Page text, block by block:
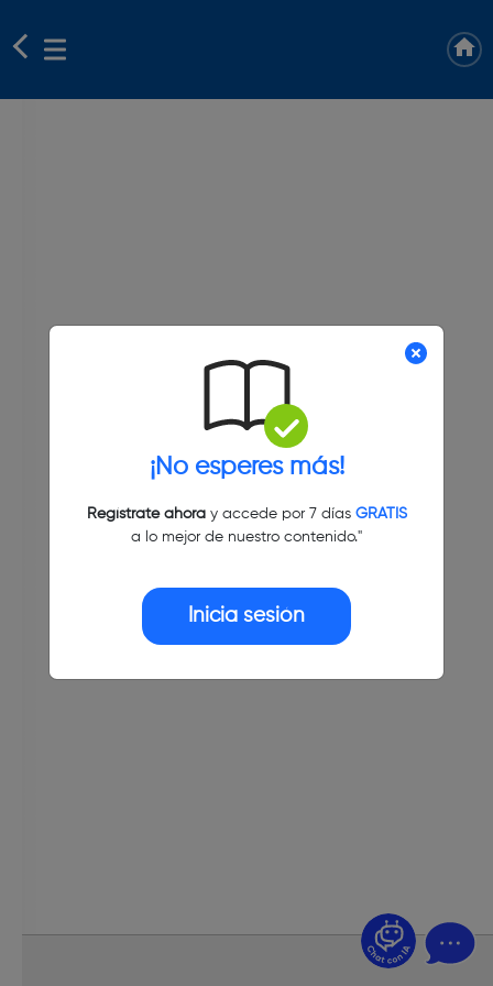
¡No esperes más!
Regístrate ahoray accede por 7 días GRATIS
a lo mejor de nuestro contenido."
Inicia sesión